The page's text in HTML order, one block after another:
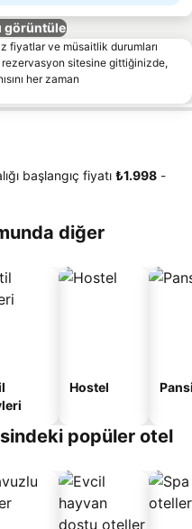
görüntüle
fiyatlar ve müsaitlik durumları
sitesine gittiğinizde,
her zaman
başlangıç fiyatı ‎₺1.998 -
diğer
Hostel
popüler otel